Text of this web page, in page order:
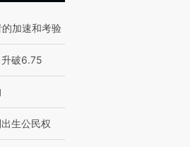
加速和考验
破6.75
生公民权